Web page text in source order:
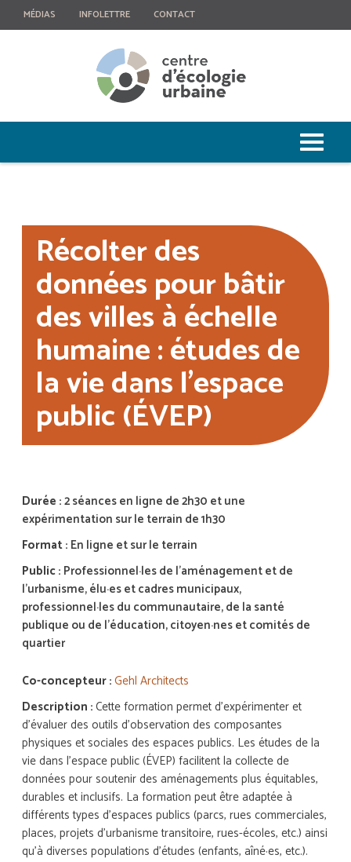
MÉDIAS INFOLETTRE CONTACT
Récolter des
données pour bâtir
des villes à échelle
humaine : études de
la vie dans l’espace
public (ÉVEP)
Durée :2 séances en ligne de 2h30 et une
expérimentation sur le terrain de 1h30
Format : En ligne et sur le terrain
Public : Professionnel·les de l’aménagement et de
l’urbanisme, élu·es et cadres municipaux,
professionnel·les du communautaire, de la santé
publique ou de l’éducation, citoyen·nes et comités de
quartier
Co-concepteur :Gehl Architects
Description :Cette formation permet d’expérimenter et
d’évaluer des outils d’observation des composantes
physiques et sociales des espaces publics. Les études de la
vie dans l’espace public (ÉVEP) facilitent la collecte de
données pour soutenir des aménagements plus équitables,
durables et inclusifs. La formation peut être adaptée à
différents types d’espaces publics (parcs, rues commerciales,
places, projets d’urbanisme transitoire, rues-écoles, etc.) ainsi
qu’à diverses populations d'études (enfants, aîné·es, etc.).